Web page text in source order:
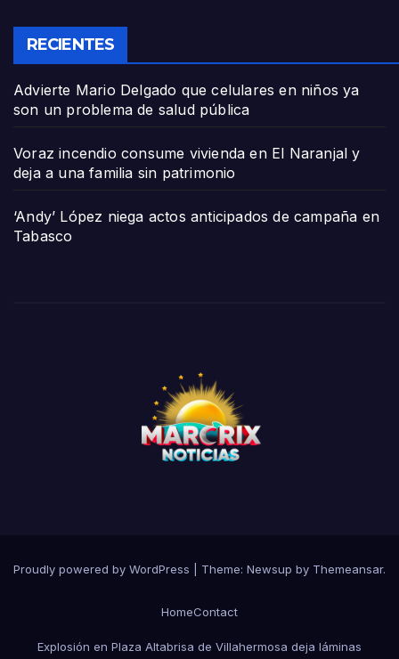
RECIENTES
Advierte Mario Delgado que celulares en niños ya
son un problema de salud pública
Voraz incendio consume vivienda en El Naranjal y
deja a una familia sin patrimonio
‘Andy’ López niega actos anticipados de campaña en
Tabasco
Proudly powered by WordPress Theme: Newsup by Themeansar.
HomeContact
Explosión en Plaza Altabrisa de Villahermosa deja láminas